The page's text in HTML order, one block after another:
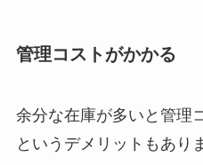
管理コストがかかる
余分な在庫が多いと管理
というデメリットもあり